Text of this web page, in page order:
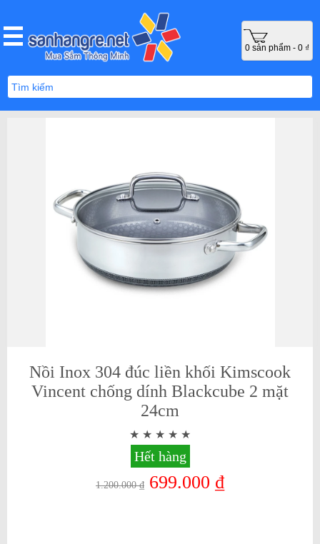
0 sản phẩm - 0 ₫
Nồi Inox 304 đúc liền khối Kimscook
Vincent chống dính Blackcube 2 mặt
24cm
Hết hàng
1.200.000 ₫ 699.000 ₫